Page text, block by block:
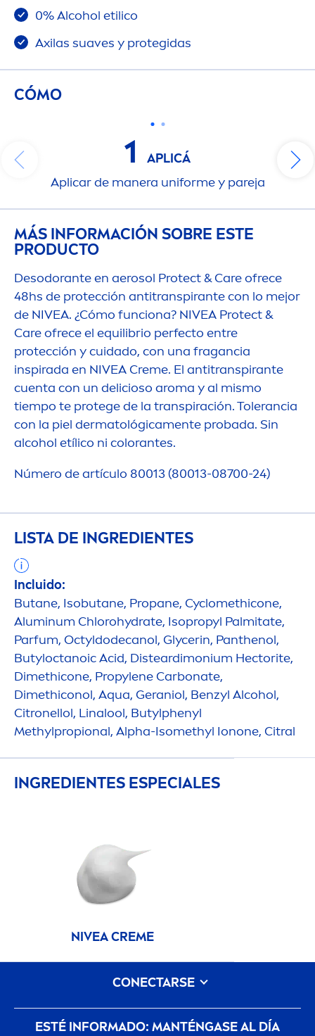
0% Alcohol etilico
Axilas suaves y protegidas
CÓMO
1
APLICÁ
Aplicar de manera uniforme y pareja
MÁS INFORMACIÓN SOBRE ESTE
PRODUCTO
Desodorante en aerosol Protect&Careofrece
48hs de protección antitranspirante con lo mejor
de NIVEA. ¿Cómo funciona? NIVEA Protect&
Careofrece el equilibrio perfecto entre
protección y cuidado, con una fragancia
inspirada en NIVEA Creme. El antitranspirante
cuenta con un delicioso aroma y al mismo
tiempo te protege de la transpiración. Tolerancia
con la piel dermatológicamente probada. Sin
alcohol etílico ni colorantes.
Número de artículo 80013 (80013-08700-24)
LISTA DE INGREDIENTES
Incluido:
Butane, Isobutane, Propane, Cyclomethicone,
Aluminum Chlorohydrate, Isopropyl Palmitate,
Parfum, Octyldodecanol, Glycerin, Panthenol,
Butyloctanoic Acid, Disteardimonium Hectorite,
Dimethicone, Propylene Carbonate,
Dimethiconol, Aqua, Geraniol, Benzyl Alcohol,
Citronellol, Linalool, Butylphenyl
Methylpropional, Alpha-Isomethyl Ionone, Citral
INGREDIENTES ESPECIALES
NIVEA CREME
ESTÉ INFORMADO: MANTÉNGASE AL DÍA
CONECTARSE